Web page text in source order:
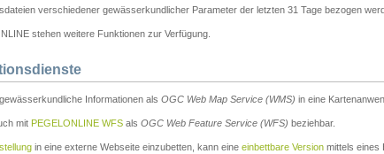
verschiedener gewässerkundlicher Parameter der letzten 31 Tage bezogen
stehen weitere Funktionen zur Verfügung.
Informationen als OGC Web Map Service (WMS) in eine
mit PEGELONLINE WFS als OGC Web Feature Service (WFS) beziehbar.
in eine externe Webseite einzubetten, kann eine einbettbare Version mittels eines